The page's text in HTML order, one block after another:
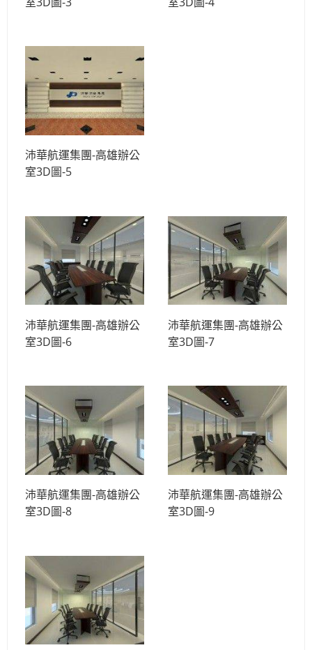
沛華航運集團-高雄辦公
室3D圖-5
沛華航運集團-高雄辦公
室3D圖-6
沛華航運集團-高雄辦公
室3D圖-7
沛華航運集團-高雄辦公
室3D圖-8
沛華航運集團-高雄辦公
室3D圖-9